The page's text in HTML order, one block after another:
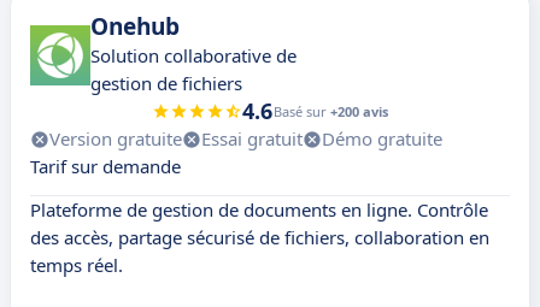
Onehub
Solution collaborative de
gestion de fichiers
4.6Basé sur +200 avis
Version gratuite Essai gratuit
Démo gratuite
Tarif sur demande
Plateforme de gestion de documents en ligne. Contrôle
des accès, partage sécurisé de fichiers, collaboration en
temps réel.